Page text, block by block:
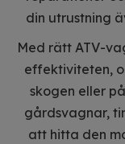
din utrustning
Med rätt ATV-
effektiviteten,
skogen eller
gårdsvagnar,
att hitta den